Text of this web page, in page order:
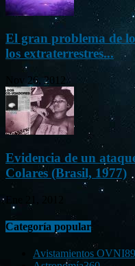
El gran problema de
los extraterrestres...
Nov 26, 2012
Evidencia de un
Colares (Brasil, 1977)
Categoría popular
Avistamientos OVNI